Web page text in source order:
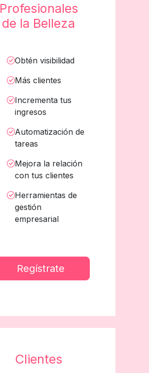
Profesionales
de la Belleza
Obtén visibilidad
Más clientes
Incrementa tus
ingresos
Automatización de
tareas
Mejora la relación
con tus clientes
Herramientas de
gestión
empresarial
Regístrate
Clientes